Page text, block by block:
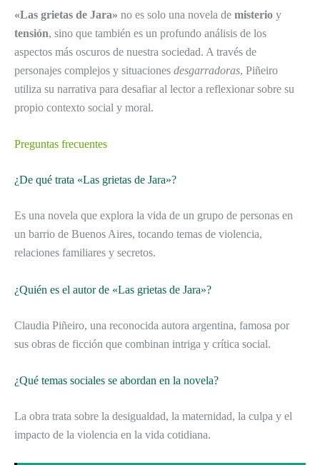
«Las grietas de Jara» no es solo una novela de misterio y
tensión, sino que también es un profundo análisis de los
aspectos más oscuros de nuestra sociedad. A través de
personajes complejos y situaciones desgarradoras, Piñeiro
utiliza su narrativa para desafiar al lector a reflexionar sobre su
propio contexto social y moral.
Preguntas frecuentes
¿De qué trata «Las grietas de Jara»?
Es una novela que explora la vida de un grupo de personas en
un barrio de Buenos Aires, tocando temas de violencia,
relaciones familiares y secretos.
¿Quién es el autor de «Las grietas de Jara»?
Claudia Piñeiro, una reconocida autora argentina, famosa por
sus obras de ficción que combinan intriga y crítica social.
¿Qué temas sociales se abordan en la novela?
La obra trata sobre la desigualdad, la maternidad, la culpa y el
impacto de la violencia en la vida cotidiana.